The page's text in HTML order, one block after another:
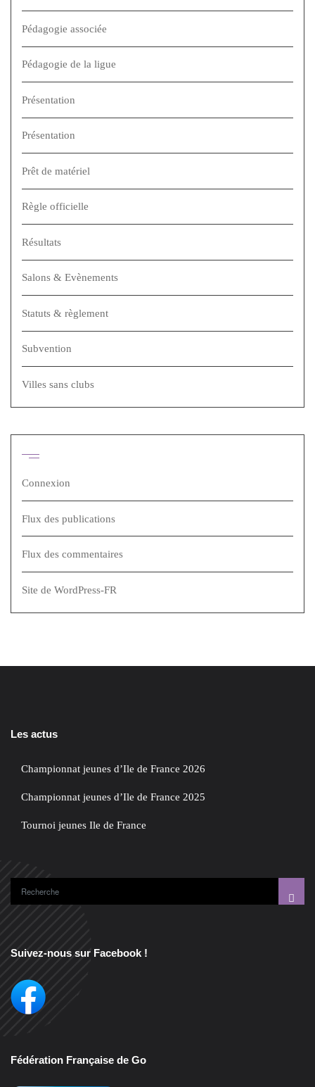
Pédagogie associée
Pédagogie de la ligue
Présentation
Présentation
Prêt de matériel
Règle officielle
Résultats
Salons & Evènements
Statuts & règlement
Subvention
Villes sans clubs
Connexion
Flux des publications
Flux des commentaires
Site de WordPress-FR
Les actus
Championnat jeunes d’Ile de France 2026
Championnat jeunes d’Ile de France 2025
Tournoi jeunes Ile de France
Suivez-nous sur Facebook !
Fédération Française de Go